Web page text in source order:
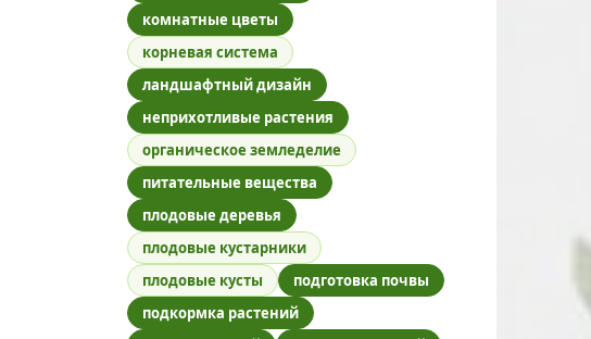
комнатные цветы
корневая система
ландшафтный дизайн
неприхотливые растения
органическое земледелие
питательные вещества
плодовые деревья
плодовые кустарники
плодовые кусты
подготовка почвы
подкормка растений